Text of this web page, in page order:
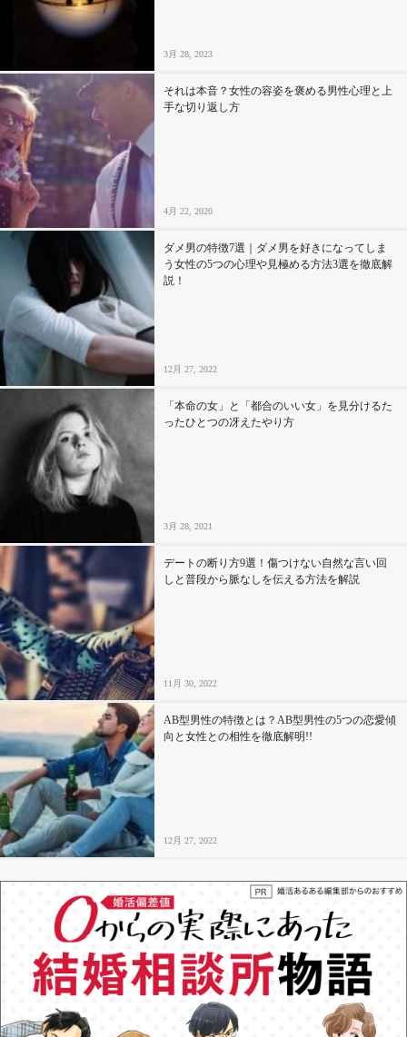
3月 28, 2023
それは本音？女性の容姿を褒める男性心理と上
手な切り返し方
4月 22, 2020
ダメ男の特徴7選｜ダメ男を好きになってしま
う女性の5つの心理や見極める方法3選を徹底解
説！
12月 27, 2022
「本命の女」と「都合のいい女」を見分けるた
ったひとつの冴えたやり方
3月 28, 2021
デートの断り方9選！傷つけない自然な言い回
しと普段から脈なしを伝える方法を解説
11月 30, 2022
AB型男性の特徴とは？AB型男性の5つの恋愛傾
向と女性との相性を徹底解明!!
12月 27, 2022